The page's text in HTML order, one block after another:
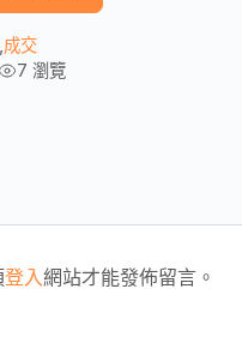
成交
7 瀏覽
登入網站才能發佈留言。